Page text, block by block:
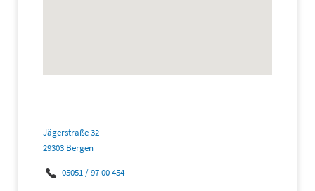
Jägerstraße 32
29303 Bergen
05051 / 97 00 454